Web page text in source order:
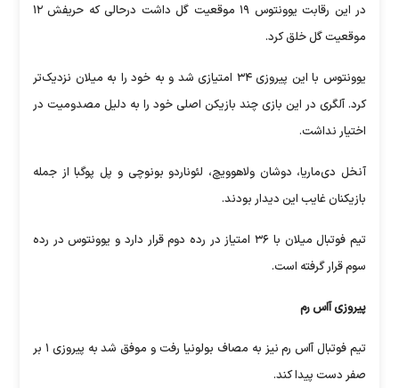
در این رقابت یوونتوس ۱۹ موقعیت گل داشت درحالی که حریفش ۱۲
موقعیت گل خلق کرد.
یوونتوس با این پیروزی ۳۴ امتیازی شد و به خود را به میلان نزدیک‌تر
کرد. آلگری در این بازی چند بازیکن اصلی خود را به دلیل مصدومیت در
اختیار نداشت.
آنخل دی‌ماریا، دوشان ولاهوویچ، لئوناردو بونوچی و پل پوگبا از جمله
بازیکنان غایب این دیدار بودند.
تیم فوتبال میلان با ۳۶ امتیاز در رده دوم قرار دارد و یوونتوس در رده
سوم قرار گرفته است.
پیروزی آاس رم
تیم فوتبال آاس رم نیز به مصاف بولونیا رفت و موفق شد به پیروزی ۱ بر
صفر دست پیدا کند.